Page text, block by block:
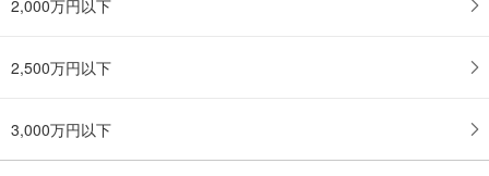
2,000万円以下
2,500万円以下
3,000万円以下